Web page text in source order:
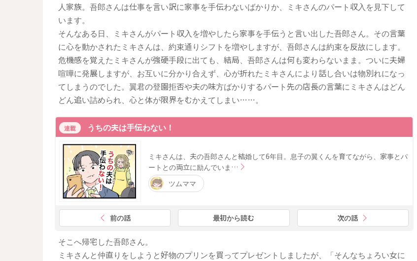
人家族。吾郎さんは仕事を言い訳に家事を手伝わないばかりか、ミキさんのパート収入を見下して
います。
そんなある日、ミキさんがパート収入を増やしたら家事を手伝うと言い出した吾郎さん。その言葉
に心を動かされたミキさんは、約束通りシフトを増やしますが、吾郎さんは約束を反故にします。
危機感を覚えたミキさんが強硬手段に出ても、結局、吾郎さんは何も変わらないまま。ついに夫婦
喧嘩に発展しますが、お互いに分かり合えず、心が折れたミキさんにより話し合いは物別れになっ
てしまうのでした。翼君の登園拒否や夫の味方ばかりするパート先の店長の言葉にミキさんはどん
どん追い詰められ、心と体が限界をむかえてしまい……。
連載 うちの夫は手伝わない！
ミキさんは、夫の吾郎さんと結婚して6年目。息子の翼くんを育てながら、家事とパ
ートとの両立に励んでいま…
ツムママ
前の話 最初から読む 次の話
そこへ帰宅した吾郎さん。
ミキさんと仲直りをしようと好物のプリンを買ってプレゼントしましたが、「そんなちょろい女に